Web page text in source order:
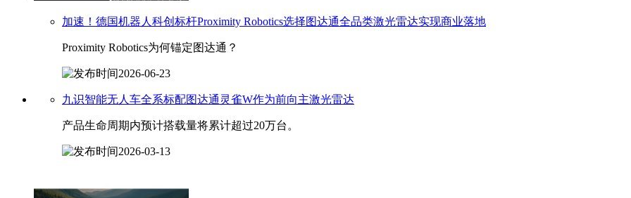
加速！德国机器人科创标杆Proximity Robotics选择图达通全品类激光雷达实现商业落地
Proximity Robotics为何锚定图达通？
2026-06-23
九识智能无人车全系标配图达通 灵雀W作为前向主激光雷达
产品生命周期内预计搭载量将累计超过20万台。
2026-03-13